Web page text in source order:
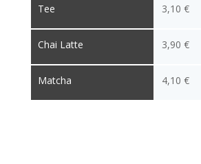
Tee
Chai Latte
Matcha
3,10 €
3,90 €
4,10 €